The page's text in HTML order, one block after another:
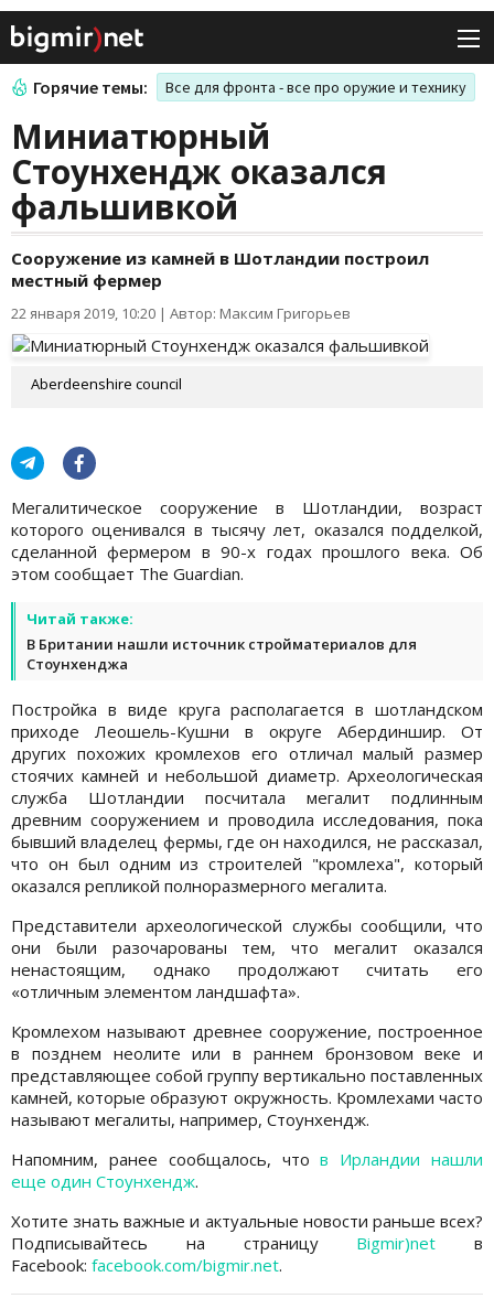
Горячие темы: Все для фронта - все про оружие и технику
Миниатюрный
Стоунхендж оказался
фальшивкой
Сооружение из камней в Шотландии построил
местный фермер
22 января 2019, 10:20 | Автор: Максим Григорьев
Aberdeenshire council
Мегалитическое сооружение в Шотландии, возраст
которого оценивался в тысячу лет, оказался подделкой,
сделанной фермером в 90-х годах прошлого века. Об
этом сообщает The Guardian.
Читай также:
В Британии нашли источник стройматериалов для
Стоунхенджа
Постройка в виде круга располагается в шотландском
приходе Леошель-Кушни в округе Абердиншир. От
других похожих кромлехов его отличал малый размер
стоячих камней и небольшой диаметр. Археологическая
служба Шотландии посчитала мегалит подлинным
древним сооружением и проводила исследования, пока
бывший владелец фермы, где он находился, не рассказал,
что он был одним из строителей "кромлеха", который
оказался репликой полноразмерного мегалита.
Представители археологической службы сообщили, что
они были разочарованы тем, что мегалит оказался
ненастоящим, однако продолжают считать его
«отличным элементом ландшафта».
Кромлехом называют древнее сооружение, построенное
в позднем неолите или в раннем бронзовом веке и
представляющее собой группу вертикально поставленных
камней, которые образуют окружность. Кромлехами часто
называют мегалиты, например, Стоунхендж.
Напомним, ранее сообщалось, чтов Ирландии нашли
еще один Стоунхендж.
Хотите знать важные и актуальные новости раньше всех?
Подписывайтесь на страницу Bigmir)net в
Facebook: facebook.com/bigmir.net.